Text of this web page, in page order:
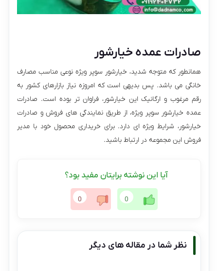
صادرات عمده خیارشور
همانطور که متوجه شدید، خیارشور سوپر ویژه نوعی مناسب مصارف
خانگی می باشد. پس بدیهی است که امروزه نیاز بازارهای کشور به
رقم مرغوب و ارگانیک این خیارشور، فراوان تر بوده است. صادرات
عمده خیارشور سوپر ویژه، از طریق نمایندگی های فروش و صادرات
خیارشور، شرایط ویژه ای دارد. برای خریداری محصول خود با مدیر
فروش این مجموعه در ارتباط باشید.
آیا این نوشته برایتان مفید بود؟
0
0
نظر شما در مقاله های دیگر